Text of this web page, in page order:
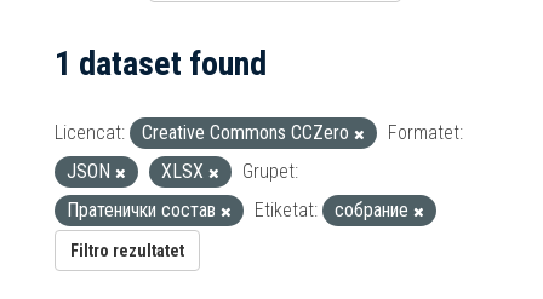
1 dataset found
Licencat: Creative Commons CCZero
Formatet:
JSON
XLSX
Grupet:
Пратенички состав
Etiketat: собрание
Filtro rezultatet